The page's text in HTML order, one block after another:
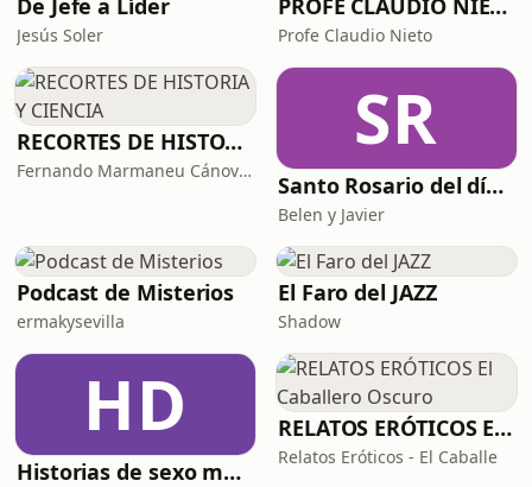
De Jefe a Líder
Jesús Soler
PROFE CLAUDIO NIETO
Profe Claudio Nieto
RECORTES DE HISTORIA Y CIENCIA
Fernando Marmaneu Cánovas
SR
Santo Rosario del día. 🙏 Reza con nosotros en castellano 🇪🇸
Belen y Javier
Podcast de Misterios
ermakysevilla
El Faro del JAZZ
Shadow
HD
Historias de sexo muy intensas y calientes
RELATOS ERÓTICOS El Caballero Oscuro
Relatos Eróticos - El Caballe